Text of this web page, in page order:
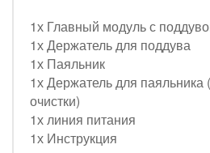
1х Главный модуль с
1х Держатель для поддува
1х Паяльник
1х Держатель для паяльника
очистки)
1х линия питания
1х Инструкция